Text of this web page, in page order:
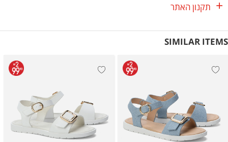
תקנון האתר
SIMILAR ITEMS